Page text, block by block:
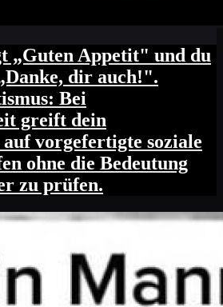
„Guten Appetit" und du
dir auch!".
Bei
greift dein
vorgefertigte soziale
ohne die Bedeutung
zu prüfen.